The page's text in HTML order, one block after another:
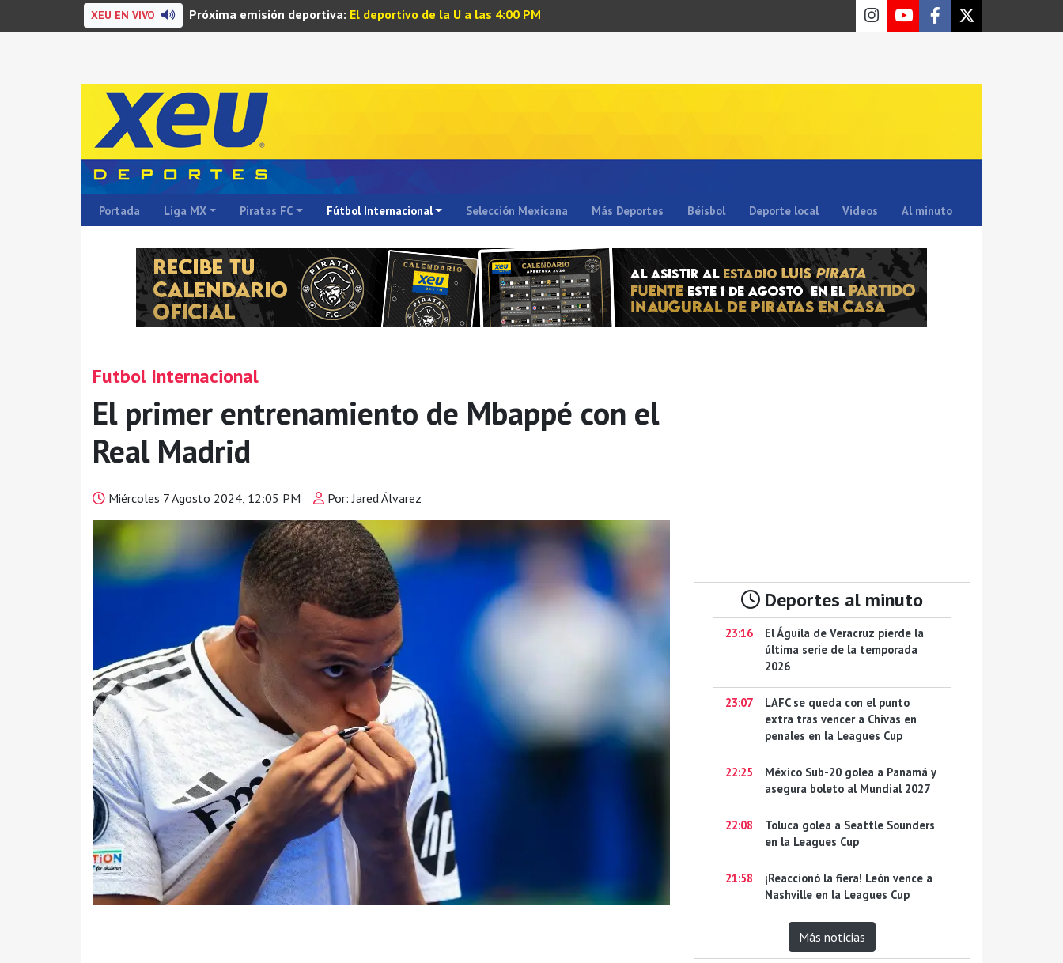
XEU EN VIVO Próxima emisión deportiva: El deportivo de la U a las 4:00 PM
Portada Liga MX Piratas FC Fútbol Internacional Selección Mexicana Más Deportes Béisbol Deporte local Videos Al minuto
Futbol Internacional
El primer entrenamiento de Mbappé con el
Real Madrid
Miércoles 7 Agosto 2024, 12:05 PM Por: Jared Álvarez
Deportes al minuto
23:16
El Águila de Veracruz pierde la
última serie de la temporada
2026
23:07
LAFC se queda con el punto
extra tras vencer a Chivas en
penales en la Leagues Cup
22:25
México Sub-20 golea a Panamá y
asegura boleto al Mundial 2027
22:08
Toluca golea a Seattle Sounders
en la Leagues Cup
21:58
¡Reaccionó la fiera! León vence a
Nashville en la Leagues Cup
Más noticias